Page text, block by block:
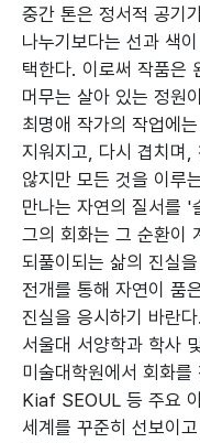
중간 톤은 정서적 공기
나누기보다는 선과 색
택한다. 이로써 작품은
머무는 살아 있는 정원
최명애 작가의 작업에
지워지고, 다시 겹치며,
않지만 모든 것을 이루
만나는 자연의 질서를 '
그의 회화는 그 순환이
되풀이되는 삶의 진실
전개를 통해 자연이 품
진실을 응시하기 바란다.
서울대 서양학과 학사
미술대학원에서 회화
Kiaf SEOUL 등 주요
세계를 꾸준히 선보이